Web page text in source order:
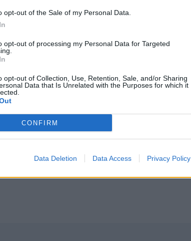
opt-out of the Sale of my Personal Data.
opt-out of processing my Personal Data for Targeted
opt-out of Collection, Use, Retention, Sale, and/or Sharing
Data that Is Unrelated with the Purposes for which it
CONFIRM
Data Deletion Data Access Privacy Policy
o inizierà una nuova avventura?
ma la richiesta di ingaggio da 8 milioni
dai due club italiani.